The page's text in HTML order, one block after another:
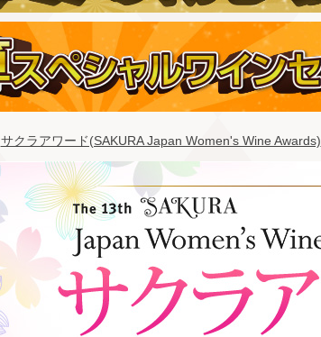
サクラアワード(SAKURA Japan Women's Wine Awards)